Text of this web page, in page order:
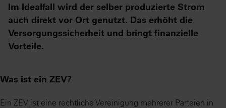
Im Idealfall wird der selber produzierte Strom
auch direkt vor Ort genutzt. Das erhöht die
Versorgungssicherheit und bringt finanzielle
Vorteile.
Was ist ein ZEV?
Ein ZEV ist eine rechtliche Vereinigung mehrerer Parteien in